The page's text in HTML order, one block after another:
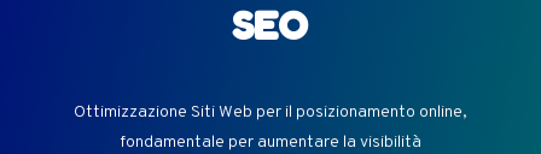
SEO
Ottimizzazione Siti Web per il posizionamento online,
fondamentale per aumentare la visibilità